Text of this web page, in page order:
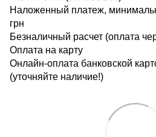
Наложенный платеж,
грн
Безналичный расчет (оплата
Оплата на карту
Онлайн-оплата банковской
(уточняйте наличие!)